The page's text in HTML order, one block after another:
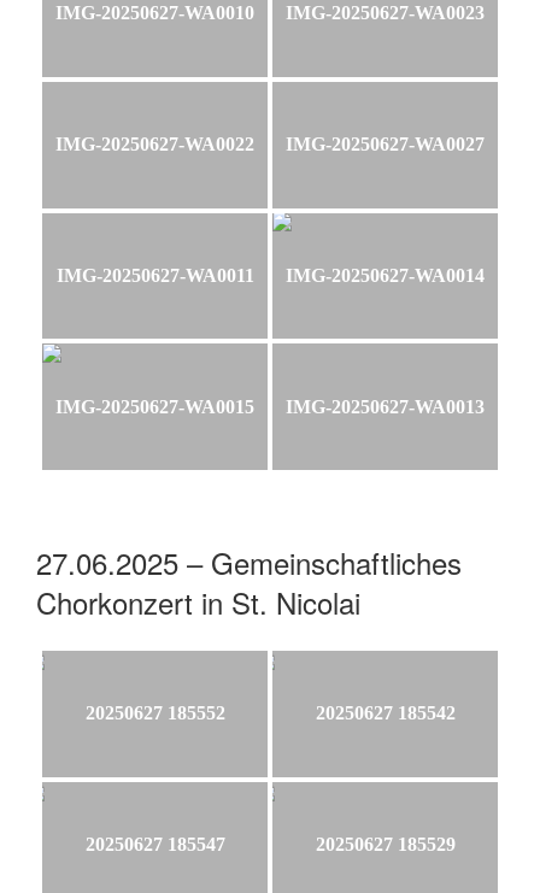
IMG-20250627-WA0010 IMG-20250627-WA0023
IMG-20250627-WA0022 IMG-20250627-WA0027
IMG-20250627-WA0011 IMG-20250627-WA0014
IMG-20250627-WA0015 IMG-20250627-WA0013
27.06.2025 – Gemeinschaftliches
Chorkonzert in St. Nicolai
20250627 185552 20250627 185542
20250627 185547 20250627 185529